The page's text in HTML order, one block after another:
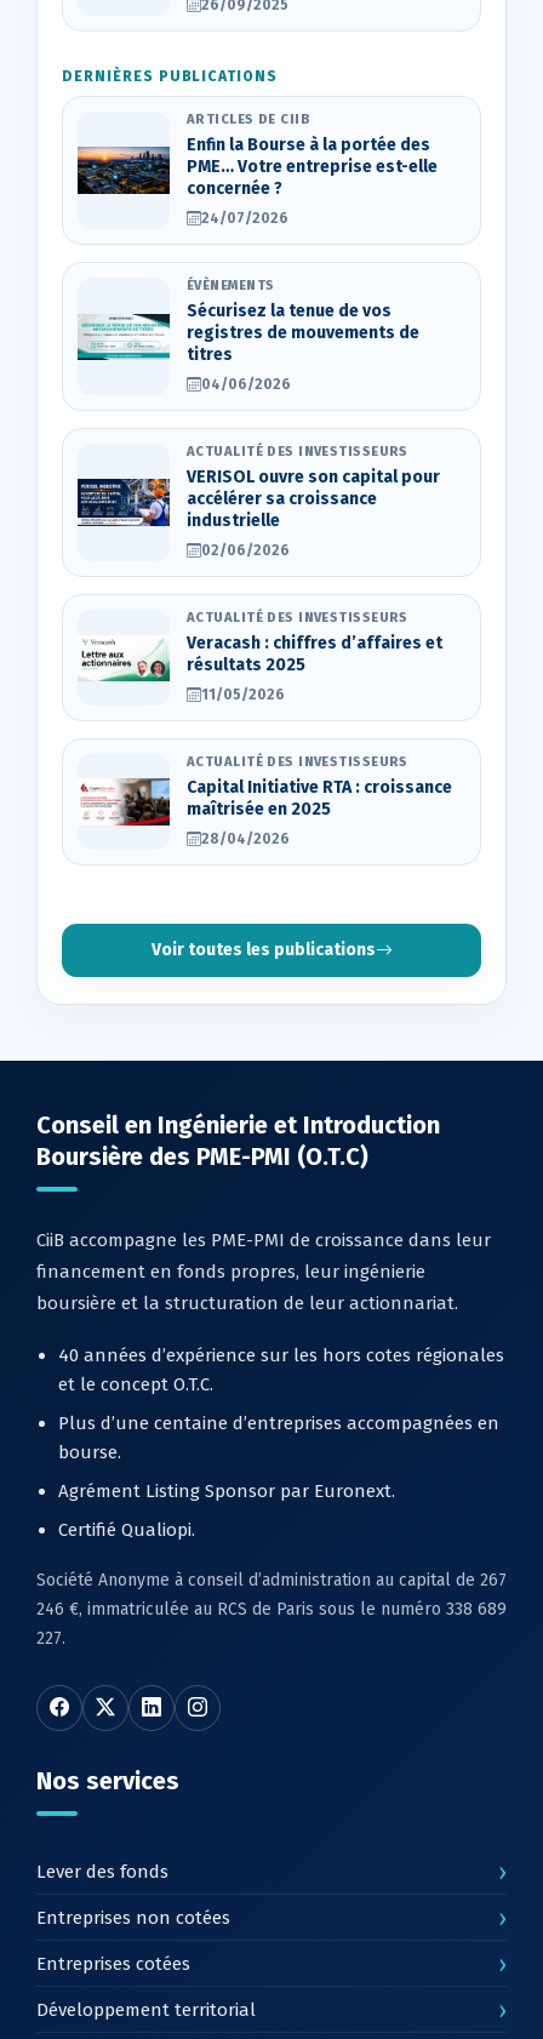
26/09/2025
DERNIÈRES PUBLICATIONS
ARTICLES DE CIIB
Enfin la Bourse à la portée des
PME… Votre entreprise est-elle
concernée ?
24/07/2026
ÉVÈNEMENTS
Sécurisez la tenue de vos
registres de mouvements de
titres
04/06/2026
ACTUALITÉ DES INVESTISSEURS
VERISOL ouvre son capital pour
accélérer sa croissance
industrielle
02/06/2026
ACTUALITÉ DES INVESTISSEURS
Veracash : chiffres d’affaires et
résultats 2025
11/05/2026
ACTUALITÉ DES INVESTISSEURS
Capital Initiative RTA : croissance
maîtrisée en 2025
28/04/2026
Voir toutes les publications
Conseil en Ingénierie et Introduction
Boursière des PME-PMI (O.T.C)
CiiB accompagne les PME-PMI de croissance dans leur
financement en fonds propres, leur ingénierie
boursière et la structuration de leur actionnariat.
40 années d’expérience sur les hors cotes régionales
et le concept O.T.C.
Plus d’une centaine d’entreprises accompagnées en
bourse.
Agrément Listing Sponsor par Euronext.
Certifié Qualiopi.
Société Anonyme à conseil d’administration au capital de 267
246 €, immatriculée au RCS de Paris sous le numéro 338 689
227.
Nos services
Lever des fonds ›
Entreprises non cotées ›
Entreprises cotées ›
Développement territorial ›